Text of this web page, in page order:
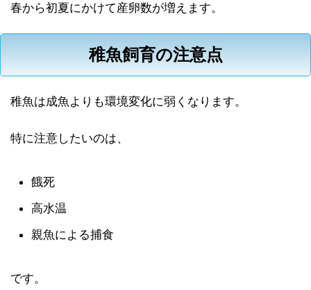
春から初夏にかけて産卵数が増えます。
稚魚飼育の注意点
稚魚は成魚よりも環境変化に弱くなります。
特に注意したいのは、
餓死
高水温
親魚による捕食
です。